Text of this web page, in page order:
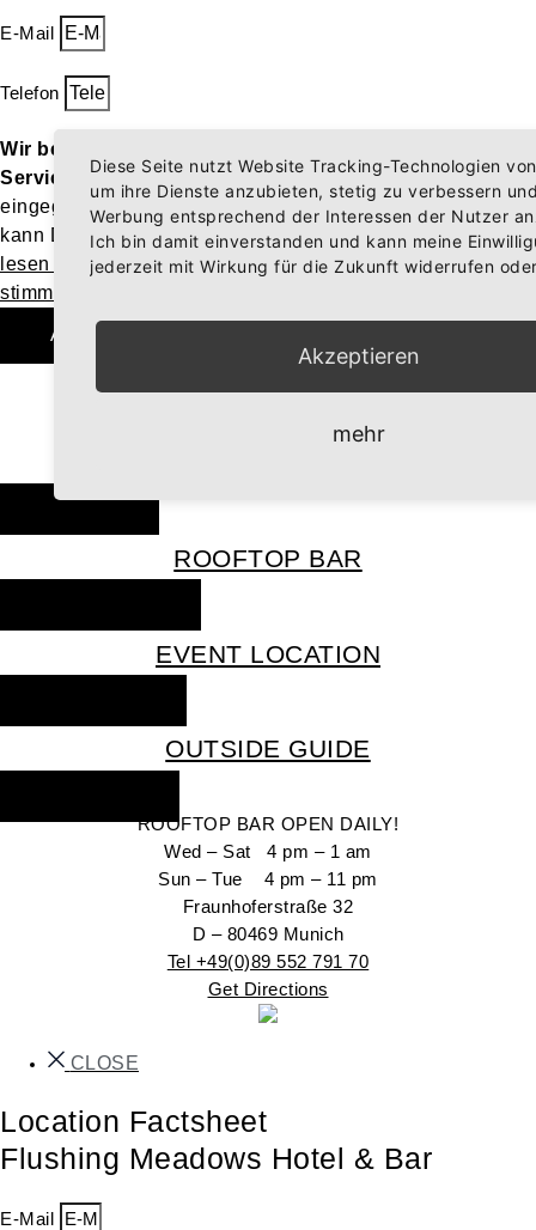
E-Mail
Telefon
Wir benötigen Ihre Zustimmung, um den ReCaptcha-
Service zu laden!Wir verwenden reCAPTCHA, um Ihre
eingegebenen Informationen zu überprüfen. Dieser Service
kann Daten zu Ihren Aktivitäten sammeln. Bitte
lesen Sie die Details durchund
stimmen Sie der Nutzung des Service zu
An Event-Team senden
ROOFTOP BAR
EVENT LOCATION
OUTSIDE GUIDE
ROOFTOP BAR OPEN DAILY!
Wed – Sat 4 pm – 1 am
Sun – Tue 4 pm – 11 pm
Fraunhoferstraße 32
D – 80469 Munich
Tel +49(0)89 552 791 70
Get Directions
CLOSE
Location Factsheet
Flushing Meadows Hotel & Bar
E-Mail
Diese Seite nutzt Website Tracking-Technologien
um ihre Dienste anzubieten, stetig zu verbessern
Werbung entsprechend der Interessen der Nutzer
Ich bin damit einverstanden und kann meine
jederzeit mit Wirkung für die Zukunft widerrufen
Akzeptieren
mehr